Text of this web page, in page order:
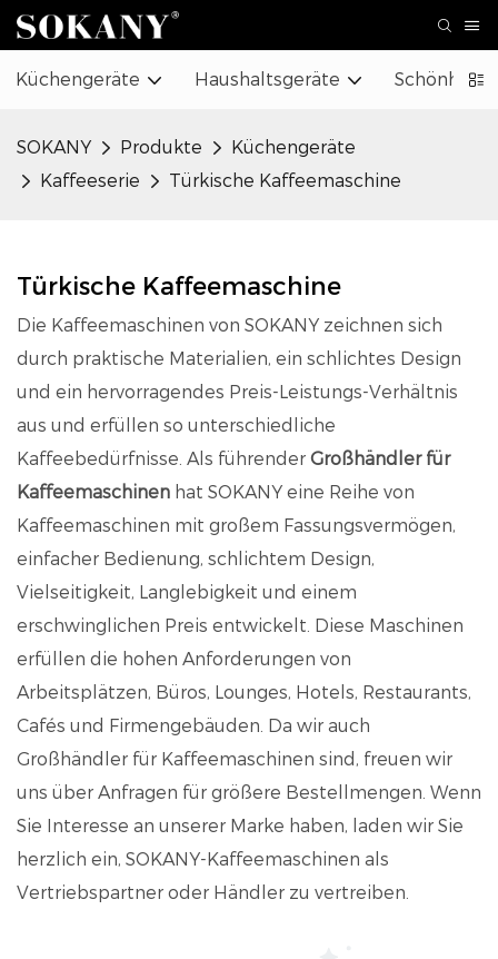
Küchengeräte Haushaltsgeräte Schönheit
SOKANY Produkte
Küchengeräte
Kaffeeserie
Türkische Kaffeemaschine
Türkische Kaffeemaschine
Die Kaffeemaschinen von SOKANY zeichnen sich
durch praktische Materialien, ein schlichtes Design
und ein hervorragendes Preis-Leistungs-Verhältnis
aus und erfüllen so unterschiedliche
Kaffeebedürfnisse. Als führender Großhändler für
Kaffeemaschinen hat SOKANY eine Reihe von
Kaffeemaschinen mit großem Fassungsvermögen,
einfacher Bedienung, schlichtem Design,
Vielseitigkeit, Langlebigkeit und einem
erschwinglichen Preis entwickelt. Diese Maschinen
erfüllen die hohen Anforderungen von
Arbeitsplätzen, Büros, Lounges, Hotels, Restaurants,
Cafés und Firmengebäuden. Da wir auch
Großhändler für Kaffeemaschinen sind, freuen wir
uns über Anfragen für größere Bestellmengen. Wenn
Sie Interesse an unserer Marke haben, laden wir Sie
herzlich ein, SOKANY-Kaffeemaschinen als
Vertriebspartner oder Händler zu vertreiben.